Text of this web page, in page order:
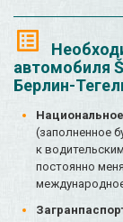
автомобиля
Берлин-
(заполненное
к
постоянно